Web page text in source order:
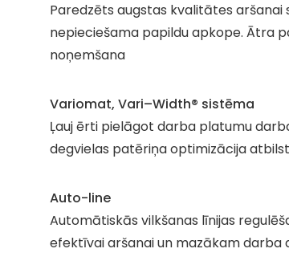
Paredzēts augstas kvalitātes aršanai
nepieciešama papildu apkope. Ātra
noņemšana
Variomat, Vari–Width® sistēma
Ļauj ērti pielāgot darba platumu
degvielas patēriņa optimizācija
Auto-line
Automātiskās vilkšanas līnijas
efektīvai aršanai un mazākam darba